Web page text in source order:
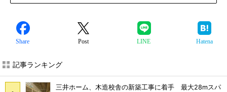
Share Post LINE Hatena
記事ランキング
三井ホーム、木造校舎の新築工事に着手 最大28mスパ